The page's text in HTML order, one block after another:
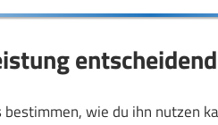
wie du ihn nutzen